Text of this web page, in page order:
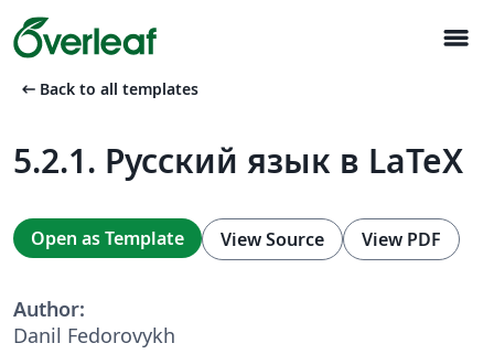
menu
arrow_left_alt Back to all templates
5.2.1. Русский язык в LaTeX
Open as Template View Source View PDF
Author:
Danil Fedorovykh